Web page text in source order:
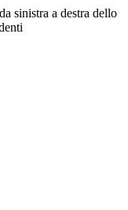
sinistra a destra dello